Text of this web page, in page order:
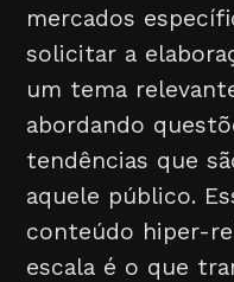
mercados
solicitar a
um tema
abordando
tendências que
aquele público.
conteúdo hiper-
escala é o que